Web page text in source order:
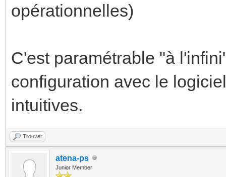
opérationnelles)
C'est paramétrable "à
configuration avec le
intuitives.
Trouver
atena-ps
Junior Member